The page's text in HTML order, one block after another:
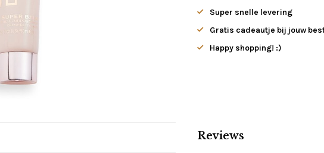
Super snelle levering
Gratis cadeautje bij jouw
Happy shopping! :)
Reviews